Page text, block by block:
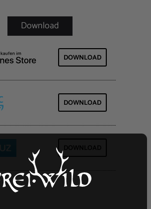
DOWNLOAD
DOWNLOAD